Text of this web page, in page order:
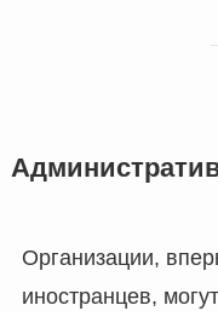
Организации,
иностранцев,